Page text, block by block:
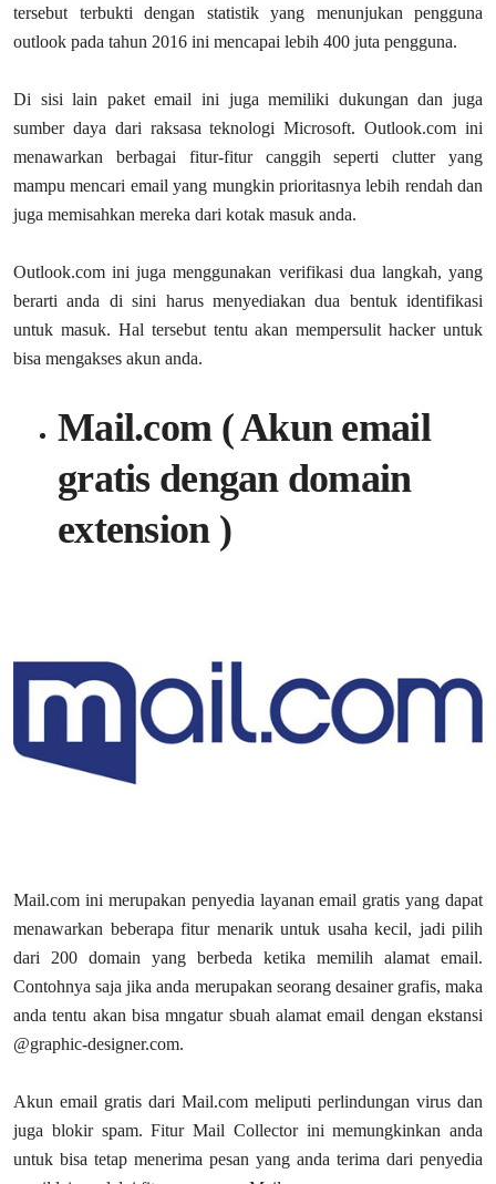
tersebut terbukti dengan statistik yang menunjukan pengguna
outlook pada tahun 2016 ini mencapai lebih 400 juta pengguna.
Di sisi lain paket email ini juga memiliki dukungan dan juga
sumber daya dari raksasa teknologi Microsoft. Outlook.com ini
menawarkan berbagai fitur-fitur canggih seperti clutter yang
mampu mencari email yang mungkin prioritasnya lebih rendah dan
juga memisahkan mereka dari kotak masuk anda.
Outlook.com ini juga menggunakan verifikasi dua langkah, yang
berarti anda di sini harus menyediakan dua bentuk identifikasi
untuk masuk. Hal tersebut tentu akan mempersulit hacker untuk
bisa mengakses akun anda.
Mail.com ( Akun email
gratis dengan domain
extension )
Mail.com ini merupakan penyedia layanan email gratis yang dapat
menawarkan beberapa fitur menarik untuk usaha kecil, jadi pilih
dari 200 domain yang berbeda ketika memilih alamat email.
Contohnya saja jika anda merupakan seorang desainer grafis, maka
anda tentu akan bisa mngatur sbuah alamat email dengan ekstansi
@graphic-designer.com.
Akun email gratis dari Mail.com meliputi perlindungan virus dan
juga blokir spam. Fitur Mail Collector ini memungkinkan anda
untuk bisa tetap menerima pesan yang anda terima dari penyedia